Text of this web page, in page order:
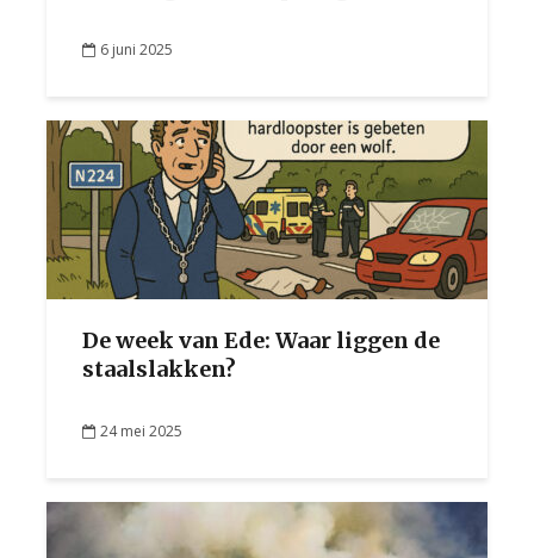
6 juni 2025
De week van Ede: Waar liggen de
staalslakken?
24 mei 2025